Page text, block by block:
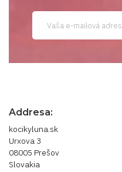
Addresa:
kocikyluna.sk
Urxova 3
08005 Prešov
Slovakia